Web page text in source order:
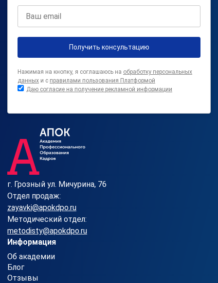
Получить консультацию
Нажимая на кнопку, я соглашаюсь на обработку персональных
данных и с правилами пользования Платформой
Даю согласие на получение рекламной информации
г. Грозный ул. Мичурина, 76
Отдел продаж:
zayavki@apokdpo.ru
Методический отдел:
metodisty@apokdpo.ru
Информация
Об академии
Блог
Отзывы